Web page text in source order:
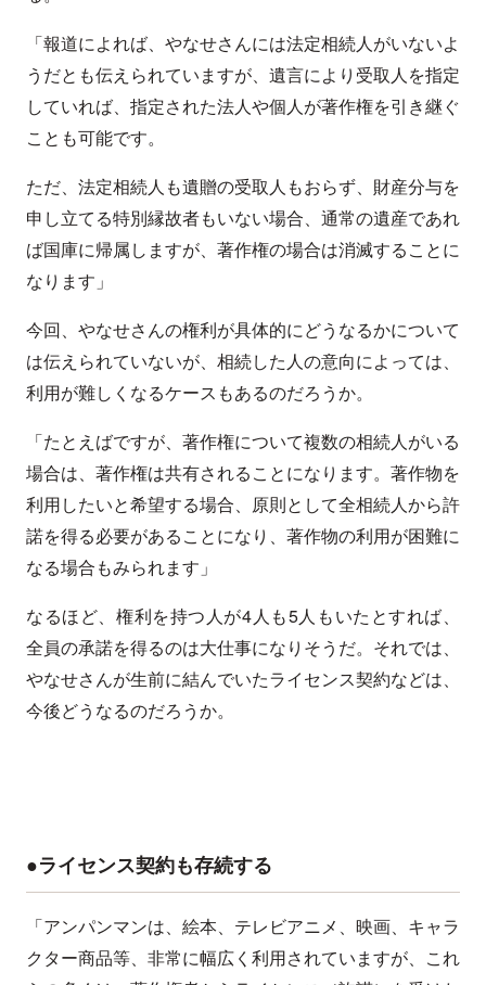
「報道によれば、やなせさんには法定相続人がいないよ
うだとも伝えられていますが、遺言により受取人を指定
していれば、指定された法人や個人が著作権を引き継ぐ
ことも可能です。
ただ、法定相続人も遺贈の受取人もおらず、財産分与を
申し立てる特別縁故者もいない場合、通常の遺産であれ
ば国庫に帰属しますが、著作権の場合は消滅することに
なります」
今回、やなせさんの権利が具体的にどうなるかについて
は伝えられていないが、相続した人の意向によっては、
利用が難しくなるケースもあるのだろうか。
「たとえばですが、著作権について複数の相続人がいる
場合は、著作権は共有されることになります。著作物を
利用したいと希望する場合、原則として全相続人から許
諾を得る必要があることになり、著作物の利用が困難に
なる場合もみられます」
なるほど、権利を持つ人が4人も5人もいたとすれば、
全員の承諾を得るのは大仕事になりそうだ。それでは、
やなせさんが生前に結んでいたライセンス契約などは、
今後どうなるのだろうか。
●ライセンス契約も存続する
「アンパンマンは、絵本、テレビアニメ、映画、キャラ
クター商品等、非常に幅広く利用されていますが、これ